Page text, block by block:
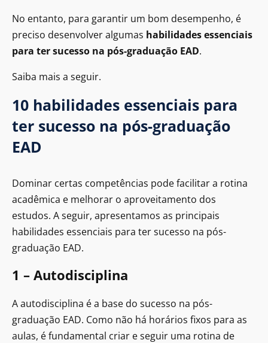
No entanto, para garantir um bom desempenho, é
preciso desenvolver algumas habilidades essenciais
para ter sucesso na pós-graduação EAD.
Saiba mais a seguir.
10 habilidades essenciais para
ter sucesso na pós-graduação
EAD
Dominar certas competências pode facilitar a rotina
acadêmica e melhorar o aproveitamento dos
estudos. A seguir, apresentamos as principais
habilidades essenciais para ter sucesso na pós-
graduação EAD.
1 – Autodisciplina
A autodisciplina é a base do sucesso na pós-
graduação EAD. Como não há horários fixos para as
aulas, é fundamental criar e seguir uma rotina de